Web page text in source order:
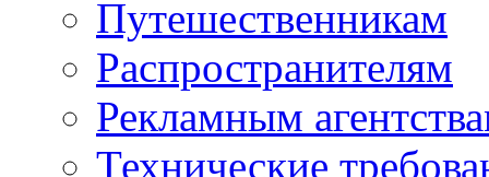
Путешественникам
Распространителям
Рекламным
Технические